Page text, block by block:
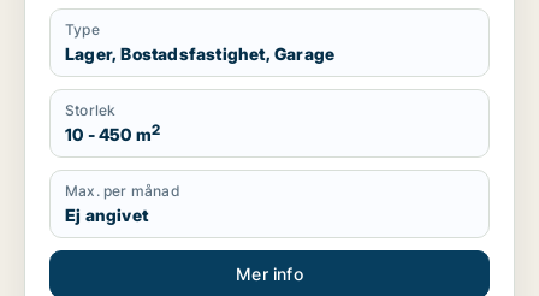
Type
Lager, Bostadsfastighet, Garage
Storlek
10 - 450 m2
Max. per månad
Ej angivet
Mer info